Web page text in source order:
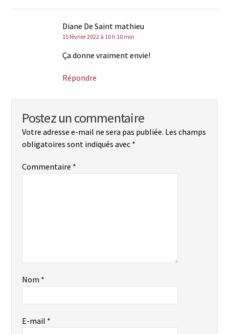
Diane De Saint mathieu
15 février 2022 à 10 h 10 min
Ça donne vraiment envie!
Répondre
Postez un commentaire
Votre adresse e-mail ne sera pas publiée. Les champs
obligatoires sont indiqués avec *
Commentaire *
Nom *
E-mail *